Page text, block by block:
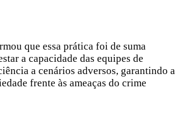
que essa prática foi de suma
a capacidade das equipes de
a cenários adversos, garantindo a
frente às ameaças do crime